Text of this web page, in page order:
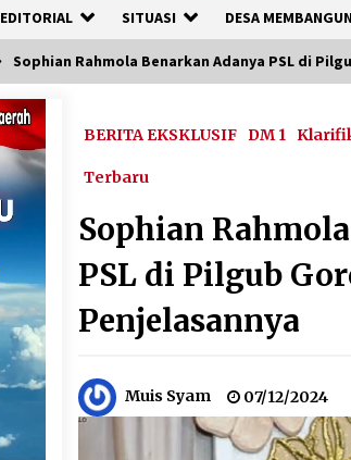
EDITORIAL SITUASI DESA MEMBANGUN
Sophian Rahmola Benarkan Adanya PSL di
BERITA EKSKLUSIF DM 1
Terbaru
Sophian
PSL di Pilgub
Penjelasannya
Muis Syam 07/12/2024